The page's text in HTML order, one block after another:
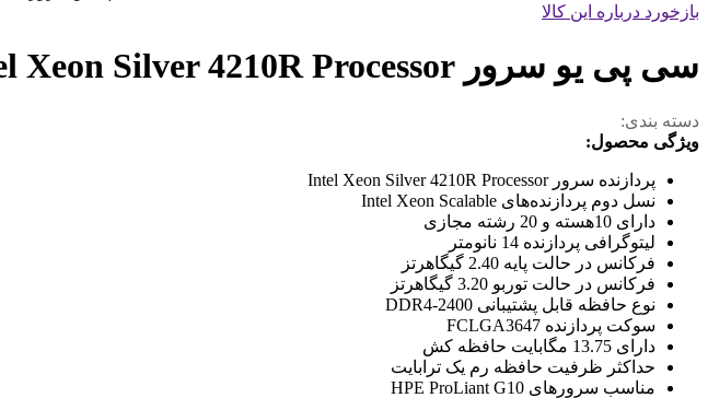
بازخورد درباره این کالا
سی پی یو سرور Intel Xeon Silver 4210R Processor
دسته بندی:
ویژگی محصول:
پردازنده سرور Intel Xeon Silver 4210R Processor
نسل دوم پردازنده‌های Intel Xeon Scalable
دارای 10هسته و 20 رشته مجازی
لیتوگرافی پردازنده 14 نانومتر
فرکانس در حالت پایه 2.40 گیگاهرتز
فرکانس در حالت توربو 3.20 گیگاهرتز
نوع حافظه قابل پشتیبانی DDR4-2400
سوکت پردازنده FCLGA3647
دارای 13.75 مگابایت حافظه کش
حداکثر ظرفیت حافظه رم یک ترابایت
مناسب سرورهای HPE ProLiant G10